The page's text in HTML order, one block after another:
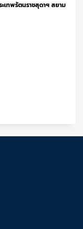
เทพรัตนราชสุดาฯ สยาม